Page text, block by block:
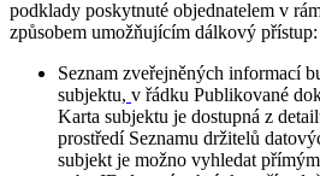
podklady poskytnuté objednatelem v
způsobem umožňujícím dálkový přístup:
Seznam zveřejněných informací
subjektu, v řádku Publikované
Karta subjektu je dostupná z
prostředí Seznamu držitelů
subjekt je možno vyhledat